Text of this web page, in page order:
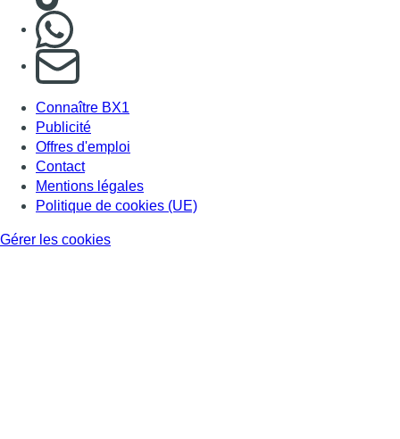
S'abonner à notre newsletter
Connaître BX1
Publicité
Offres d'emploi
Contact
Mentions légales
Politique de cookies (UE)
Gérer les cookies